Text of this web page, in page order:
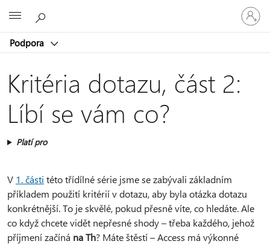
Podpora
Přihlaste
se
ke
účtu
Kritéria dotazu, část 2:
Líbí se vám co?
Platí pro
V 1. části této třídílné série jsme se zabývali základním
příkladem použití kritérií v dotazu, aby byla otázka dotazu
konkrétnější. To je skvělé, pokud přesně víte, co hledáte. Ale
co když chcete vidět nepřesné shody – třeba každého, jehož
příjmení začíná na Th? Máte štěstí – Access má výkonné